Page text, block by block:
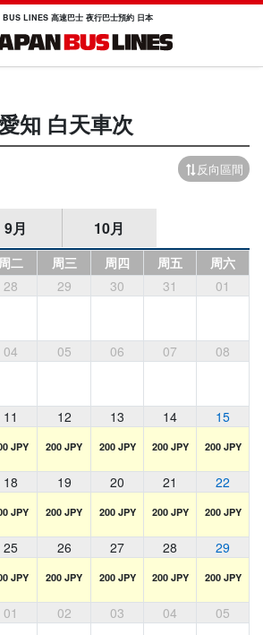
LINES 高速巴士 夜行巴士預約 日本
知 白天車次
反向區間
9月 10月
周二 周三 周四 周五
周六
28 29 30 31 01
04 05 06 07 08
11 12 13 14 15
JPY 200 JPY 200 JPY 200 JPY 200 JPY
18 19 20 21 22
JPY 200 JPY 200 JPY 200 JPY 200 JPY
25 26 27 28 29
JPY 200 JPY 200 JPY 200 JPY 200 JPY
01 02 03 04 05